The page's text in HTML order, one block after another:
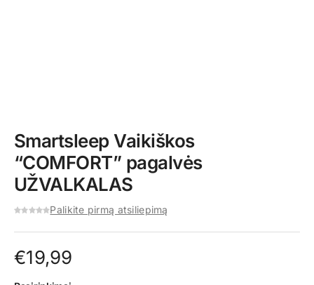
Smartsleep Vaikiškos
“COMFORT” pagalvės
UŽVALKALAS
Palikite pirmą atsiliepimą
€19,99